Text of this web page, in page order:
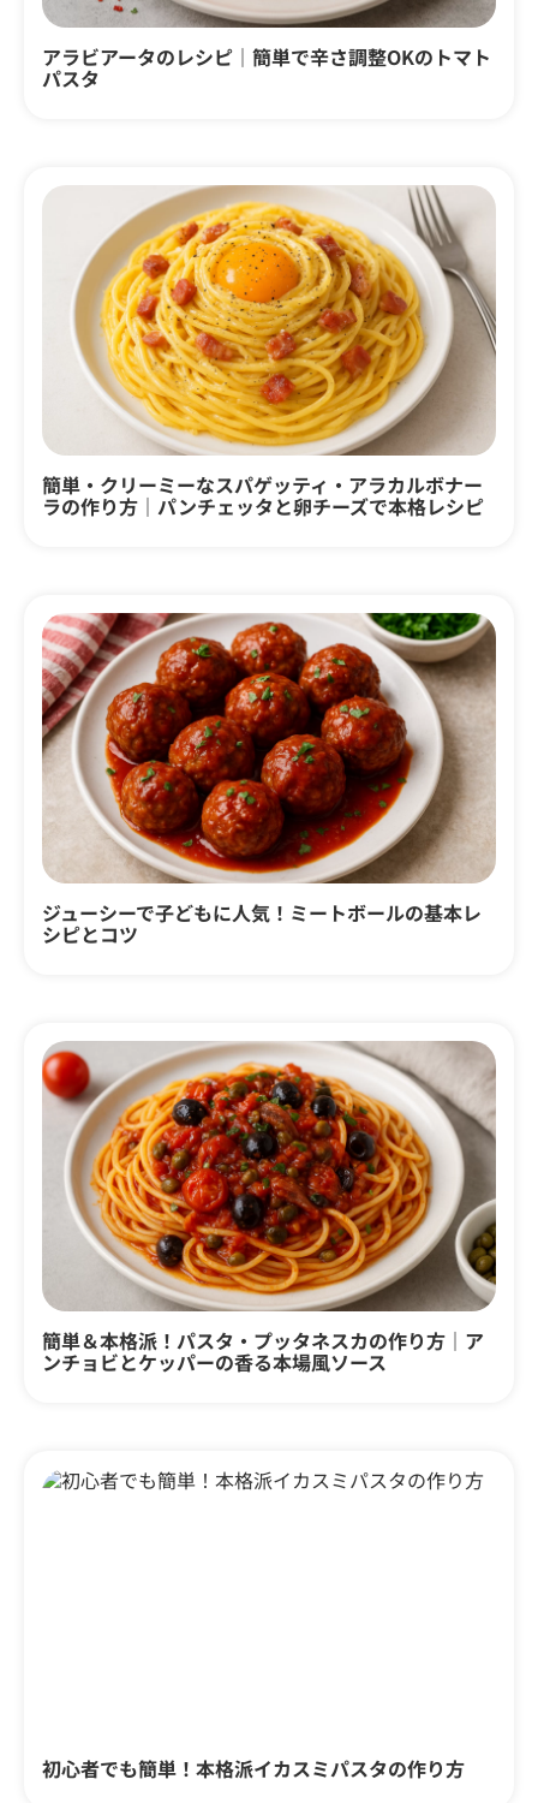
アラビアータのレシピ｜簡単で辛さ調整OKのトマト
パスタ
簡単・クリーミーなスパゲッティ・アラカルボナー
ラの作り方｜パンチェッタと卵チーズで本格レシピ
ジューシーで子どもに人気！ミートボールの基本レ
シピとコツ
簡単＆本格派！パスタ・プッタネスカの作り方｜ア
ンチョビとケッパーの香る本場風ソース
初心者でも簡単！本格派イカスミパスタの作り方